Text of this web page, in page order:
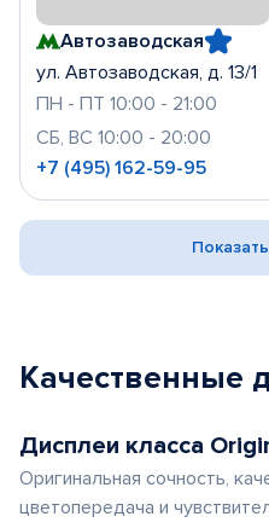
Автозаводская
ул. Автозаводская, д. 13/1
ПН - ПТ 10:00 - 21:00
СБ, ВС 10:00 - 20:00
+7 (495) 162-59-95
Качественные
Дисплеи класса
Оригинальная сочность,
цветопередача и